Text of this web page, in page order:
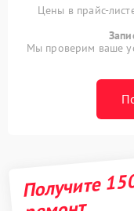
Цены в прайс-
Мы проверим ваше
Получите